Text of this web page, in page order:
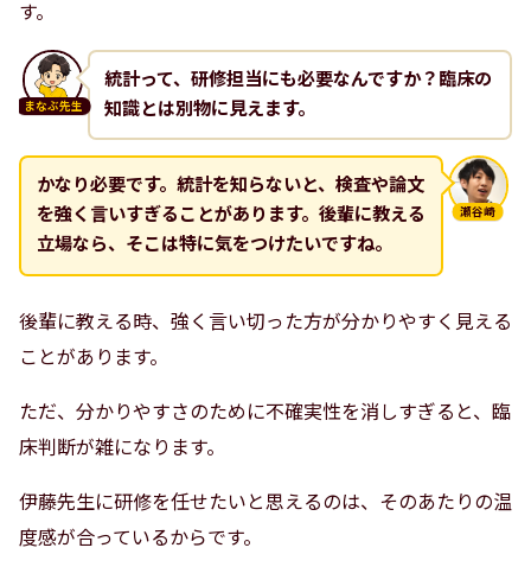
す。
まなぶ先生
統計って、研修担当にも必要なんですか？臨床の
知識とは別物に見えます。
瀬谷崎
かなり必要です。統計を知らないと、検査や論文
を強く言いすぎることがあります。後輩に教える
立場なら、そこは特に気をつけたいですね。
後輩に教える時、強く言い切った方が分かりやすく見える
ことがあります。
ただ、分かりやすさのために不確実性を消しすぎると、臨
床判断が雑になります。
伊藤先生に研修を任せたいと思えるのは、そのあたりの温
度感が合っているからです。